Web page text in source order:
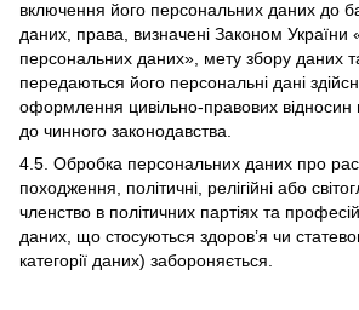
включення його персональних даних до
даних, права, визначені Законом України
персональних даних», мету збору даних
передаються його персональні дані
оформлення цивільно-правових відносин
до чинного законодавства.
4.5. Обробка персональних даних про
походження, політичні, релігійні або
членство в політичних партіях та
даних, що стосуються здоров’я чи
категорії даних) забороняється.